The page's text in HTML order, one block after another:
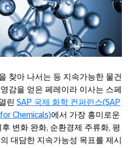
찾아 나서는 등 지속가능한 물건
감을 얻은 페레이라 이사는 스페
린 SAP 국제 화학 컨퍼런스(SAP
Chemicals)에서 가장 흥미로운
변화 완화, 순환경제 주류화, 평
대담한 지속가능성 목표를 제시